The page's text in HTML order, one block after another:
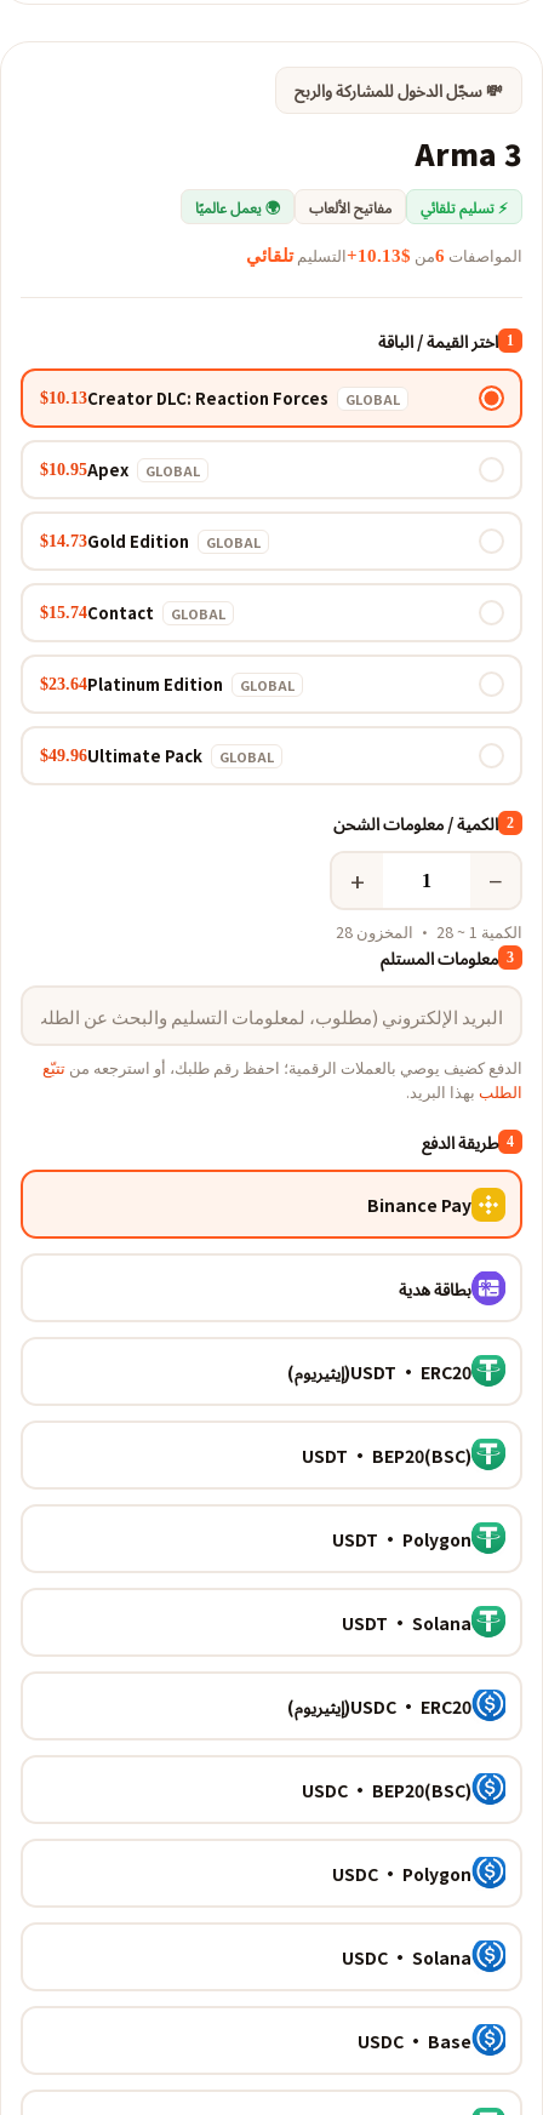
💸 سجّل الدخول للمشاركة والربح
Arma 3
⚡ تسليم تلقائي مفاتيح الألعاب 🌍 يعمل عالميًا
المواصفات 6من $10.13+ التسليمتلقائي
1 اختر القيمة / الباقة
Creator DLC: Reaction Forces GLOBAL
$10.13
Apex GLOBAL
$10.95
Gold Edition GLOBAL
$14.73
Contact GLOBAL
$15.74
Platinum Edition GLOBAL
$23.64
Ultimate Pack GLOBAL
$49.96
2 الكمية / معلومات الشحن
−
+
الكمية 1 ~ 28 · المخزون 28
3 معلومات المستلم
الدفع كضيف يوصي بالعملات الرقمية؛ احفظ رقم طلبك، أو استرجعه من تتبّع
الطلب بهذا البريد.
4 طريقة الدفع
Binance Pay
بطاقة هدية
USDT · ERC20(إيثيريوم)
USDT · BEP20(BSC)
USDT · Polygon
USDT · Solana
USDC · ERC20(إيثيريوم)
USDC · BEP20(BSC)
USDC · Polygon
USDC · Solana
USDC · Base